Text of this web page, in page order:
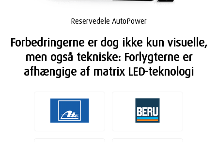
Reservedele AutoPower
Forbedringerne er dog ikke kun visuelle,
men også tekniske: Forlygterne er
afhængige af matrix LED-teknologi